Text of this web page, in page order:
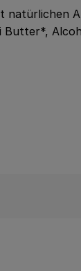
natürlichen
Butter*,